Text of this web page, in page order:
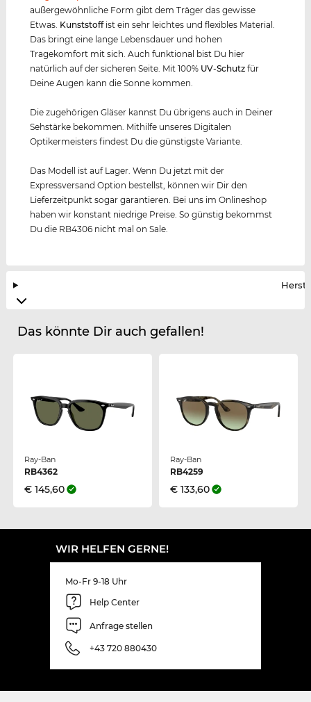
außergewöhnliche Form gibt dem Träger das gewisse
Etwas. Kunststoffist ein sehr leichtes und flexibles Material.
Das bringt eine lange Lebensdauer und hohen
Tragekomfort mit sich. Auch funktional bist Du hier
natürlich auf der sicheren Seite. Mit 100% UV-Schutz für
Deine Augen kann die Sonne kommen.
Die zugehörigen Gläser kannst Du übrigens auch in Deiner
Sehstärke bekommen. Mithilfe unseres Digitalen
Optikermeisters findest Du die günstigste Variante.
Das Modell ist auf Lager. Wenn Du jetzt mit der
Expressversand Option bestellst, können wir Dir den
Lieferzeitpunkt sogar garantieren. Bei uns im Onlineshop
haben wir konstant niedrige Preise. So günstig bekommst
Du die RB4306 nicht mal on Sale.
Das könnte Dir auch gefallen!
Ray-Ban
RB4362
€ 145,60
Ray-Ban
RB4259
€ 133,60
WIR HELFEN GERNE!
Mo-Fr 9-18 Uhr
Help Center
Anfrage stellen
+43 720 880430